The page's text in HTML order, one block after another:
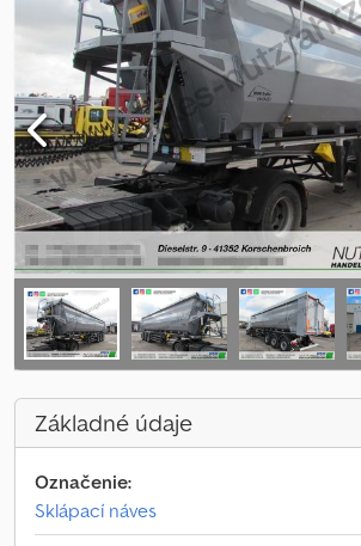
Základné údaje
Označenie:
Sklápací náves